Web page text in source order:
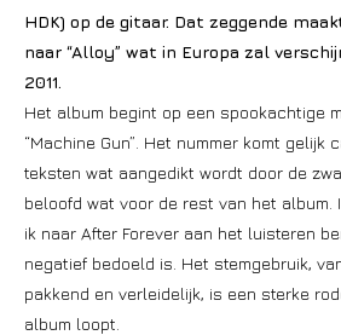
HDK) op de gitaar. Dat zeggende
naar “Alloy” wat in Europa zal
2011.
Het album begint op een spookachtige
“Machine Gun”. Het nummer komt
teksten wat aangedikt wordt door de
beloofd wat voor de rest van het album.
ik naar After Forever aan het luisteren
negatief bedoeld is. Het stemgebruik,
pakkend en verleidelijk, is een sterke
album loopt.